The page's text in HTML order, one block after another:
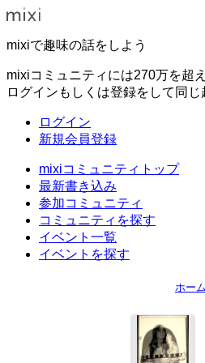
mixiで趣味の話をしよう
mixiコミュニティには270万を超
ログインもしくは登録をして同
ログイン
新規会員登録
mixiコミュニティトップ
最新書き込み
参加コミュニティ
コミュニティを探す
イベント一覧
イベントを探す
ホーム